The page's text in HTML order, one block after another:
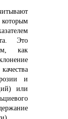
которым
Это
как
и
или